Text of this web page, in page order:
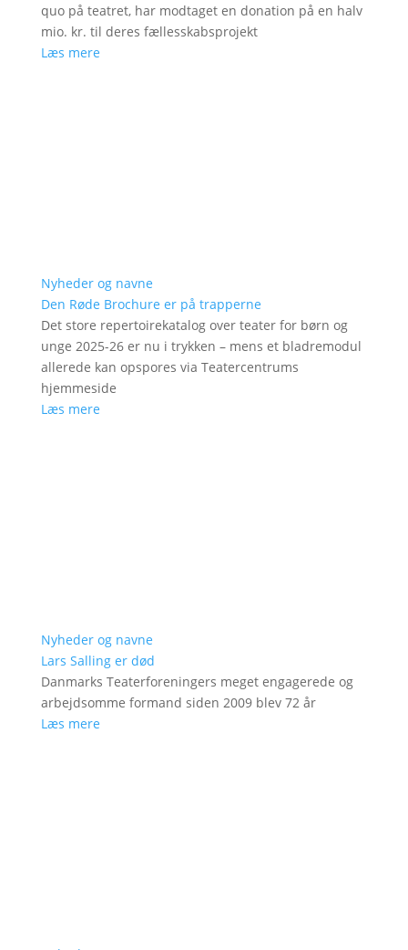
quo på teatret, har modtaget en donation på en halv
mio. kr. til deres fællesskabsprojekt
Læs mere
Nyheder og navne
Den Røde Brochure er på trapperne
Det store repertoirekatalog over teater for børn og
unge 2025-26 er nu i trykken – mens et bladremodul
allerede kan opspores via Teatercentrums
hjemmeside
Læs mere
Nyheder og navne
Lars Salling er død
Danmarks Teaterforeningers meget engagerede og
arbejdsomme formand siden 2009 blev 72 år
Læs mere